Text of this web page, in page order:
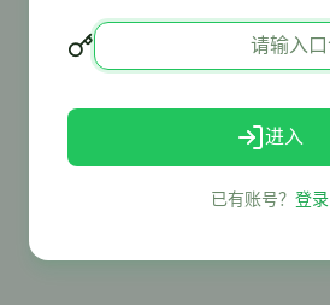
进入
已有账号？ 登录